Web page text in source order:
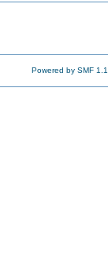
Powered by SMF